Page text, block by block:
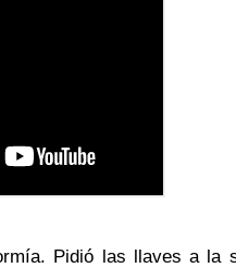
Pidió las llaves a la